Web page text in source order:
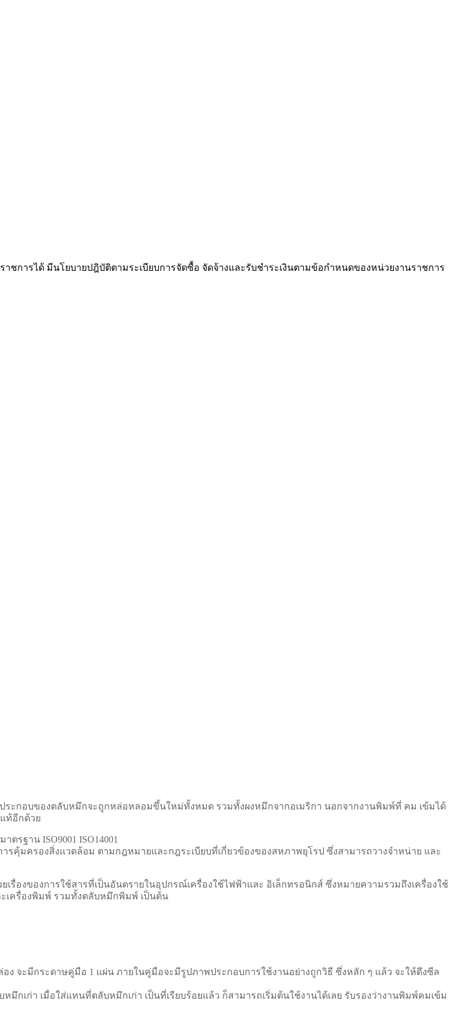
ชการได้ มีนโยบายปฎิบัติตามระเบียบการจัดซื้อ จัดจ้างและรับชำระเงินตามข้อกำหนดของหน่วยงานราชการ
ประกอบของตลับหมึกจะถูกหล่อหลอมขึ้นใหม่ทั้งหมด รวมทั้งผงหมึกจากอเมริกา นอกจากงานพิมพ์ที่ คม เข้มได้
ท้อีกด้วย
รฐาน ISO9001 ISO14001
มครองสิ่งแวดล้อม ตามกฎหมายและกฎระเบียบที่เกี่ยวข้องของสหภาพยุโรป ซึ่งสามารถวางจำหน่าย และ
เรื่องของการใช้สารที่เป็นอันตรายในอุปกรณ์เครื่องใช้ไฟฟ้าและ อิเล็กทรอนิกส์ ซึ่งหมายความรวมถึงเครื่องใช้
เครื่องพิมพ์ รวมทั้งตลับหมึกพิมพ์ เป็นต้น
จะมีกระดาษคู่มือ 1 แผ่น ภายในคู่มือจะมีรูปภาพประกอบการใช้งานอย่างถูกวิธี ซึ่งหลัก ๆ แล้ว จะให้ดึงซีล
เก่า เมื่อใส่แทนที่ตลับหมึกเก่า เป็นที่เรียบร้อยแล้ว ก็สามารถเริ่มต้นใช้งานได้เลย รับรองว่างานพิมพ์คมเข้ม